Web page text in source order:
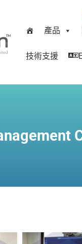
產品
技術支援